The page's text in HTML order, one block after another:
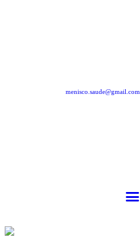
menisco.saude@gmail.com